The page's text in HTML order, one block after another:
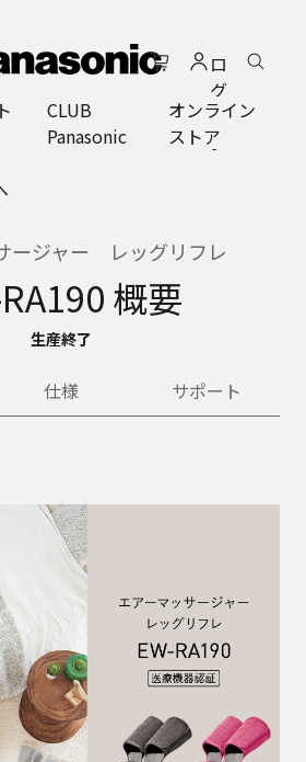
ロ
グ
イ
ン
CLUB
Panasonic
オンライン
ストア
ージャー レッグリフレ
概要
生産終了
仕様 サポート